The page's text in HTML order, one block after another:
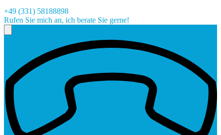
+49 (331) 58188898
Rufen Sie mich an, ich berate Sie gerne!